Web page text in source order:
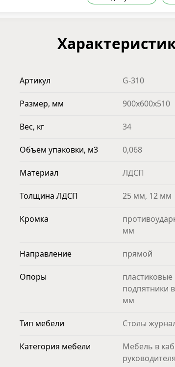
Артикул G-310
Размер, мм 900x600x510
Вес, кг 34
Объем упаковки, м3 0,068
Материал ЛДСП
Толщина ЛДСП 25 мм, 12 мм
Кромка
мм
Направление прямой
Опоры
пластиковые
подпятники
мм
Тип мебели Столы
Категория мебели
Мебель в